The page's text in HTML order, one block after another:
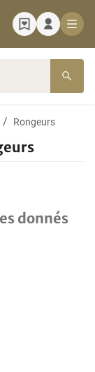
Rongeurs
donnés